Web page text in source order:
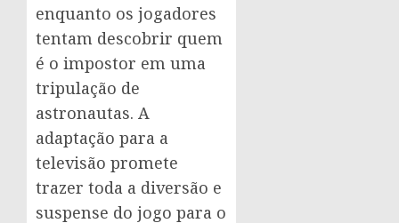
enquanto os jogadores
tentam descobrir quem
é o impostor em uma
tripulação de
astronautas. A
adaptação para a
televisão promete
trazer toda a diversão e
suspense do jogo para o